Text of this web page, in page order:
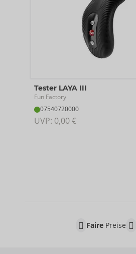
Tester LAYA III
Fun Factory
07540720000
UVP: 0,00 €
FairePreise